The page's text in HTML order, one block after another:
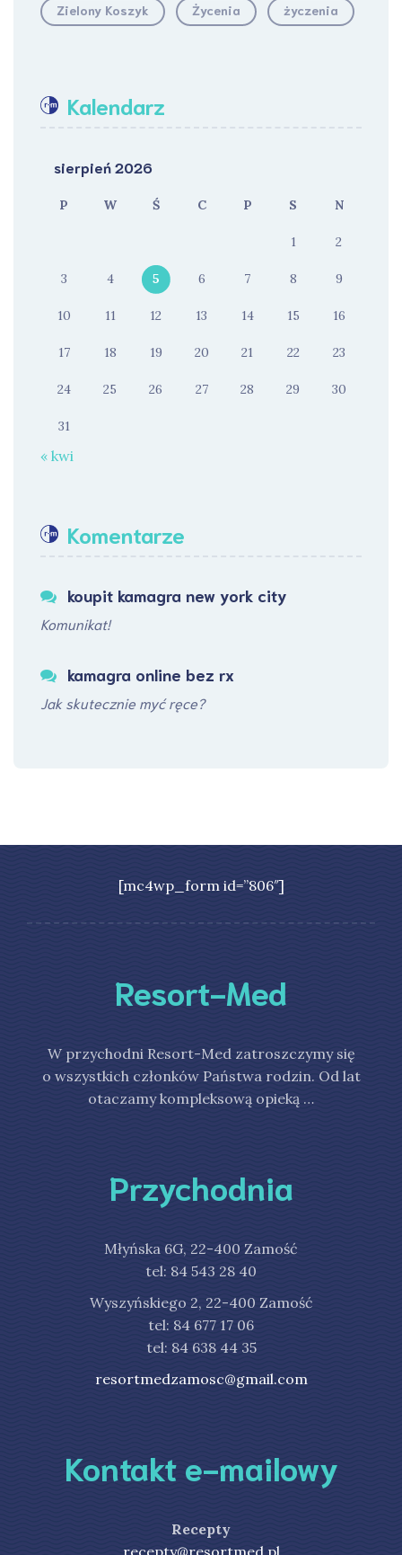
Zielony Koszyk Życenia życzenia
Kalendarz
sierpień 2026
P W Ś C P S N
1 2
3 4 5 6 7 8 9
10 11 12 13 14 15 16
17 18 19 20 21 22 23
24 25 26 27 28 29 30
31
« kwi
Komentarze
koupit kamagra new york city
Komunikat!
kamagra online bez rx
Jak skutecznie myć ręce?
[mc4wp_form id=”806″]
Resort-Med
W przychodni Resort-Med zatroszczymy się
o wszystkich członków Państwa rodzin. Od lat
otaczamy kompleksową opieką …
Przychodnia
Młyńska 6G, 22-400 Zamość
tel: 84 543 28 40
Wyszyńskiego 2, 22-400 Zamość
tel: 84 677 17 06
tel: 84 638 44 35
resortmedzamosc@gmail.com
Kontakt e-mailowy
Recepty
recepty@resortmed.pl